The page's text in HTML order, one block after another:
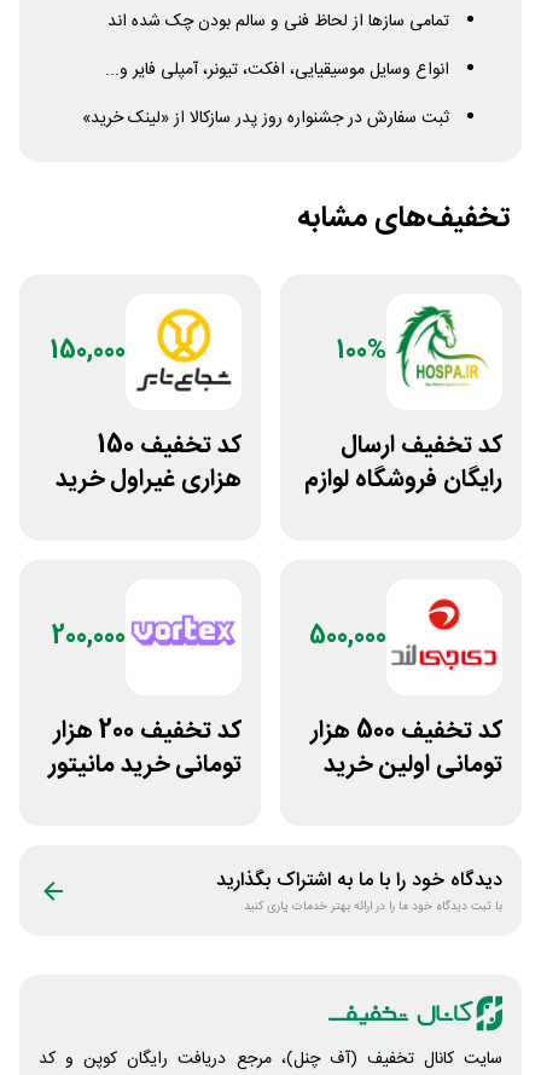
تمامی سازها از لحاظ فنی و سالم بودن چک شده اند
انواع وسایل موسیقیایی، افکت، تیونر، آمپلی فایر و...
ثبت سفارش در جشنواره روز پدر سازکالا از «لینک خرید»
تخفیف‌های مشابه
100%
کد تخفیف ارسال
رایگان فروشگاه لوازم
150,000
کد تخفیف 150
هزاری غیراول خرید
500,000
کد تخفیف 500 هزار
تومانی اولین خرید
200,000
کد تخفیف 200 هزار
تومانی خرید مانیتور
دیدگاه خود را با ما به اشتراک بگذارید
با ثبت دیدگاه خود ما را در ارائه بهتر خدمات یاری کنید
سایت کانال تخفیف (آف چنل)، مرجع دریافت رایگان کوپن و کد